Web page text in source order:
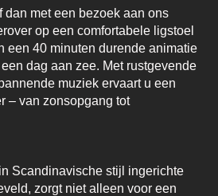
met een bezoek aan ons
op een comfortabele ligstoel
een 40 minuten durende animatie
dag aan zee. Met rustgevende
muziek ervaart u een
– van zonsopgang tot
Scandinavische stijl ingerichte
zorgt niet alleen voor een